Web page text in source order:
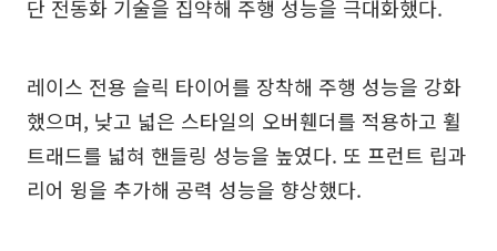
단 전동화 기술을 집약해 주행 성능을 극대화했다.
레이스 전용 슬릭 타이어를 장착해 주행 성능을 강화
했으며, 낮고 넓은 스타일의 오버휀더를 적용하고 휠
트래드를 넓혀 핸들링 성능을 높였다. 또 프런트 립과
리어 윙을 추가해 공력 성능을 향상했다.